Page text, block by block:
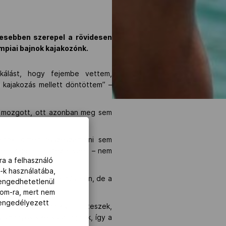
szerepel a rövidesen
bajnok kajakozónk.
hogy fejembe vettem,
mellett döntöttem” –
ott azonban meg sem
címeit összeszámolni sem
a női mezőnyben – nem
szerepelnek a műsoron, de a
azonban kivételt teszek,
sikersportágaink, így a
a felhasználó
használatába,
ra, mert nem